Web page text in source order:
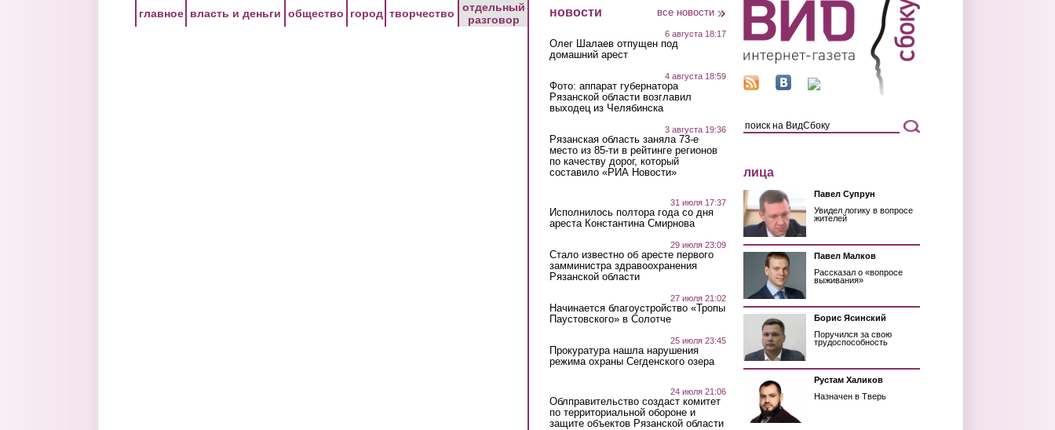
главное власть и деньги общество город творчество
отдельный
разговор
новости все новости
6 августа 18:17
Олег Шалаев отпущен под
домашний арест
4 августа 18:59
Фото: аппарат губернатора
Рязанской области возглавил
выходец из Челябинска
3 августа 19:36
Рязанская область заняла 73-е
место из 85-ти в рейтинге регионов
по качеству дорог, который
составило «РИА Новости»
31 июля 17:37
Исполнилось полтора года со дня
ареста Константина Смирнова
29 июля 23:09
Стало известно об аресте первого
замминистра здравоохранения
Рязанской области
27 июля 21:02
Начинается благоустройство «Тропы
Паустовского» в Солотче
25 июля 23:45
Прокуратура нашла нарушения
режима охраны Сегденского озера
24 июля 21:06
Облправительство создаст комитет
по территориальной обороне и
защите объектов Рязанской области
лица
Павел Супрун
Увидел логику в вопросе
жителей
Павел Малков
Рассказал о «вопросе
выживания»
Борис Ясинский
Поручился за свою
трудоспособность
Рустам Халиков
Назначен в Тверь